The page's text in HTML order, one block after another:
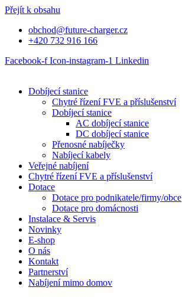
Přejít k obsahu
obchod@future-charger.cz
+420 732 916 166
Facebook-f Icon-instagram-1 Linkedin
Dobíjecí stanice
Chytré řízení FVE a příslušenství
Dobíjecí stanice
AC dobíjecí stanice
DC dobíjecí stanice
Přenosné nabíječky
Nabíjecí kabely
Veřejné nabíjení
Chytré řízení FVE a příslušenství
Dotace
Dotace pro podnikatele/firmy/obce
Dotace pro domácnosti
Instalace & Servis
Novinky
E-shop
O nás
Kontakt
Partnerství
Nabíjení mimo domov